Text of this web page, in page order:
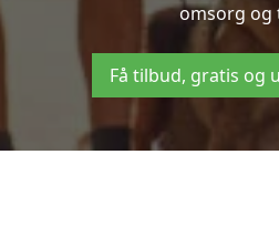
omsorg og
Få tilbud, gratis og